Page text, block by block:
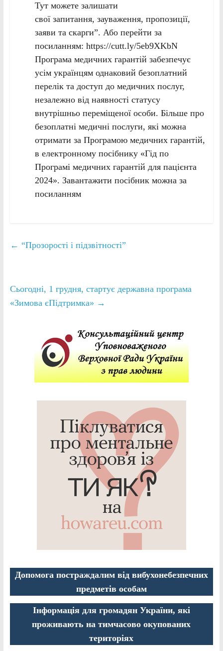
Тут можете залишати
свої запитання, зауваження, пропозиції,
заяви та скарги”. Або перейти за
посиланням: https://cutt.ly/5eb9XKbN
Програма медичних гарантій забезпечує
усім українцям однаковий безоплатний
перелік та доступ до медичних послуг,
незалежно від наявності статусу
внутрішньо переміщеної особи. Більше про
безоплатні медичні послуги, які можна
отримати за Програмою медичних гарантій,
в електронному посібнику «Гід по
Програмі медичних гарантій для пацієнта
2024». Завантажити посібник можна за
посиланням
← “Прозорості і підзвітності”
Сьогодні, 1 грудня, стартує державна програма
«Зимова єПідтримка» →
Допомога постраждалим від вибухонебезпечних
предметів особам
Інформація для громадян України, які
проживають на тимчасово окупованих
територіях